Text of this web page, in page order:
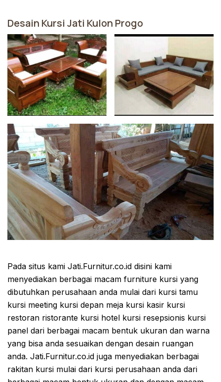
Desain Kursi Jati Kulon Progo
Pada situs kami Jati.Furnitur.co.id disini kami
menyediakan berbagai macam furniture kursi yang
dibutuhkan perusahaan anda mulai dari kursi tamu
kursi meeting kursi depan meja kursi kasir kursi
restoran ristorante kursi hotel kursi resepsionis kursi
panel dari berbagai macam bentuk ukuran dan warna
yang bisa anda sesuaikan dengan desain ruangan
anda. Jati.Furnitur.co.id juga menyediakan berbagai
rakitan kursi mulai dari kursi perusahaan anda dari